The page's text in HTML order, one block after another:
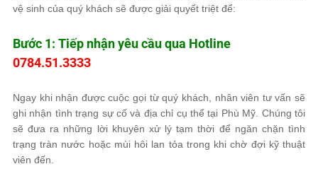
vệ sinh của quý khách sẽ được giải quyết triệt để:
Bước 1: Tiếp nhận yêu cầu qua Hotline
0784.51.3333
Ngay khi nhận được cuộc gọi từ quý khách, nhân viên tư vấn sẽ
ghi nhận tình trạng sự cố và địa chỉ cụ thể tại Phù Mỹ. Chúng tôi
sẽ đưa ra những lời khuyên xử lý tạm thời để ngăn chặn tình
trạng tràn nước hoặc mùi hôi lan tỏa trong khi chờ đợi kỹ thuật
viên đến.